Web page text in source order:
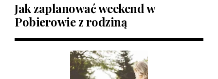
Jak zaplanować weekend w
Pobierowie z rodziną